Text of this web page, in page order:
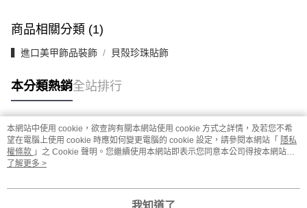
商品相關分類 (1)
▍進口美甲飾品裝飾 貝殻珍珠貼飾
本分類熱銷全站排行
熱門標籤
本網站中使用 cookie，欲查詢有關本網站使用 cookie 方式之詳情，及若您不希
望在電腦上使用 cookie 時應如何變更電腦的 cookie 設定，請參閱本網站「 隱私
權條款 」之 Cookie 聲明。您繼續使用本網站即表示您同意本公司得按本網站使
用條款之 Cookie 聲明使用 cookie。
了解更多 >
我知道了